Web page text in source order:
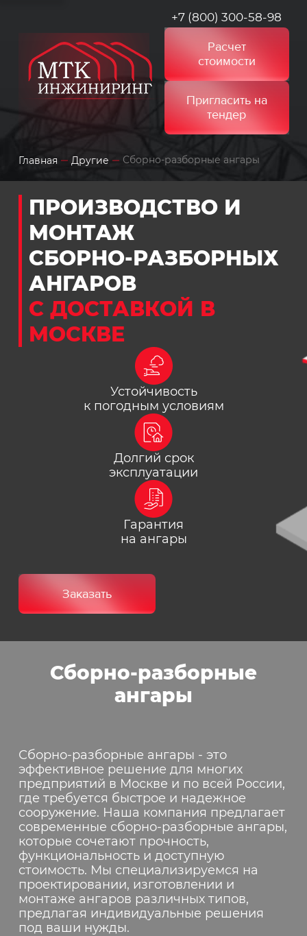
+7 (800) 300-58-98
Расчет
стоимости
Пригласить на
тендер
Главная Другие Сборно-разборные ангары
ПРОИЗВОДСТВО И
МОНТАЖ
СБОРНО-РАЗБОРНЫХ
АНГАРОВ
С ДОСТАВКОЙ В
МОСКВЕ
Устойчивость
к погодным условиям
Долгий срок
эксплуатации
Гарантия
на ангары
Заказать
Сборно-разборные
ангары
Сборно-разборные ангары - это
эффективное решение для многих
предприятий в Москве и по всей России,
где требуется быстрое и надежное
сооружение. Наша компания предлагает
современные сборно-разборные ангары,
которые сочетают прочность,
функциональность и доступную
стоимость. Мы специализируемся на
проектировании, изготовлении и
монтаже ангаров различных типов,
предлагая индивидуальные решения
под ваши нужды.